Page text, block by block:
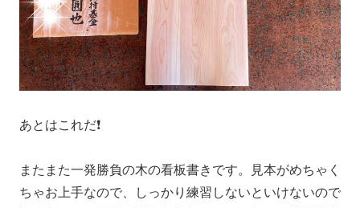
あとはこれだ❗️
またまた一発勝負の木の看板書きです。見本がめちゃく
ちゃお上手なので、しっかり練習しないといけないので